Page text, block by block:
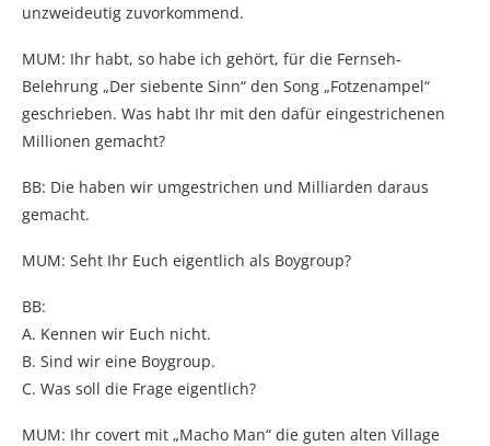
unzweideutig zuvorkommend.
MUM: Ihr habt, so habe ich gehört, für die Fernseh-
Belehrung „Der siebente Sinn“ den Song „Fotzenampel“
geschrieben. Was habt Ihr mit den dafür eingestrichenen
Millionen gemacht?
BB: Die haben wir umgestrichen und Milliarden daraus
gemacht.
MUM: Seht Ihr Euch eigentlich als Boygroup?
BB:
A. Kennen wir Euch nicht.
B. Sind wir eine Boygroup.
C. Was soll die Frage eigentlich?
MUM: Ihr covert mit „Macho Man“ die guten alten Village